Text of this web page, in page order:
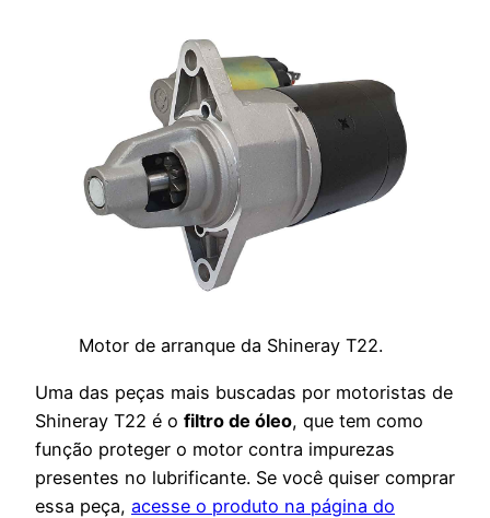
Motor de arranque da Shineray T22.
Uma das peças mais buscadas por motoristas de
Shineray T22 é o filtro de óleo, que tem como
função proteger o motor contra impurezas
presentes no lubrificante. Se você quiser comprar
essa peça, acesse o produto na página do